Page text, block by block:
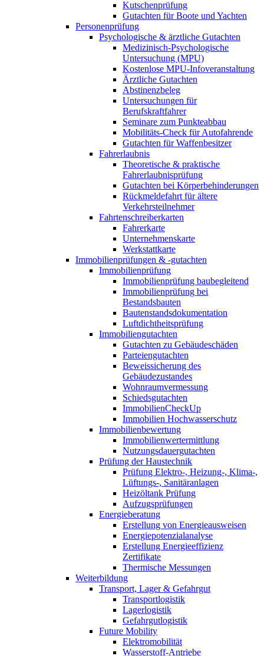
Kutschenprüfung
Gutachten für Boote und Yachten
Personenprüfung
Psychologische & ärztliche Gutachten
Medizinisch-Psychologische
Untersuchung (MPU)
Kostenlose MPU-Infoveranstaltung
Ärztliche Gutachten
Abstinenzbeleg
Untersuchungen für
Berufskraftfahrer
Seminare zum Punkteabbau
Mobilitäts-Check für Autofahrende
Gutachten für Waffenbesitzer
Fahrerlaubnis
Theoretische & praktische
Fahrerlaubnisprüfung
Gutachten bei Körperbehinderungen
Rückmeldefahrt für ältere
Verkehrsteilnehmer
Fahrtenschreiberkarten
Fahrerkarte
Unternehmenskarte
Werkstattkarte
Immobilienprüfungen & -gutachten
Immobilienprüfung
Immobilienprüfung baubegleitend
Immobilienprüfung bei
Bestandsbauten
Bautenstandsdokumentation
Luftdichtheitsprüfung
Immobiliengutachten
Gutachten zu Gebäudeschäden
Parteiengutachten
Beweissicherung des
Gebäudezustandes
Wohnraumvermessung
Schiedsgutachten
ImmobilienCheckUp
Immobilien Hochwasserschutz
Immobilienbewertung
Immobilienwertermittlung
Nutzungsdauergutachten
Prüfung der Haustechnik
Prüfung Elektro-, Heizung-, Klima-,
Lüftungs-, Sanitäranlagen
Heizöltank Prüfung
Aufzugsprüfungen
Energieberatung
Erstellung von Energieausweisen
Energiepotenzialanalyse
Erstellung Energieeffizienz
Zertifikate
Thermische Messungen
Weiterbildung
Transport, Lager & Gefahrgut
Transportlogistik
Lagerlogistik
Gefahrgutlogistik
Future Mobility
Elektromobilität
Wasserstoff-Antriebe